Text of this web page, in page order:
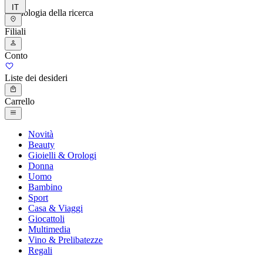
Cronologia della ricerca
IT
Filiali
Conto
Liste dei desideri
Carrello
Novità
Beauty
Gioielli & Orologi
Donna
Uomo
Bambino
Sport
Casa & Viaggi
Giocattoli
Multimedia
Vino & Prelibatezze
Regali